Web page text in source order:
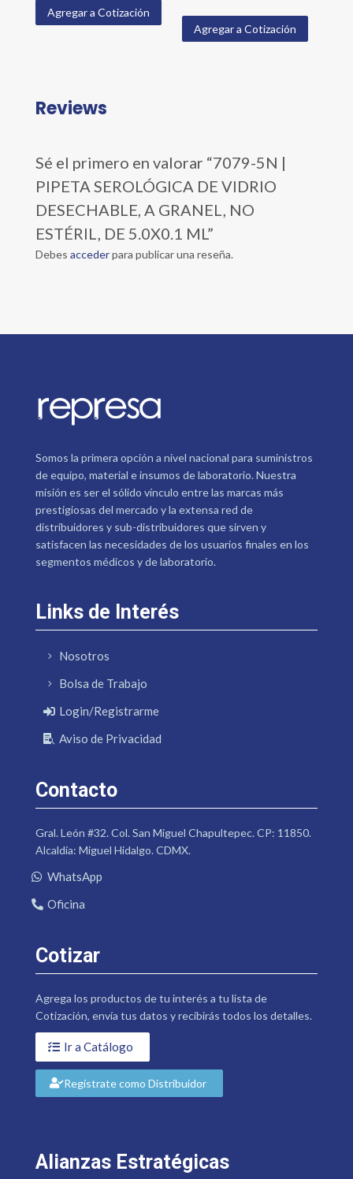
Agregar a Cotización
Agregar a Cotización
Reviews
Sé el primero en valorar “7079-5N |
PIPETA SEROLÓGICA DE VIDRIO
DESECHABLE, A GRANEL, NO
ESTÉRIL, DE 5.0X0.1 ML”
Debes accederpara publicar una reseña.
Somos la primera opción a nivel nacional para suministros
de equipo, material e insumos de laboratorio. Nuestra
misión es ser el sólido vínculo entre las marcas más
prestigiosas del mercado y la extensa red de
distribuidores y sub-distribuidores que sirven y
satisfacen las necesidades de los usuarios finales en los
segmentos médicos y de laboratorio.
Links de Interés
Nosotros
Bolsa de Trabajo
Login/Registrarme
Aviso de Privacidad
Contacto
Gral. León #32. Col. San Miguel Chapultepec. CP: 11850.
Alcaldía: Miguel Hidalgo. CDMX.
WhatsApp
Oficina
Cotizar
Agrega los productos de tu interés a tu lista de
Cotización, envía tus datos y recibirás todos los detalles.
Ir a Catálogo
Regístrate como Distribuidor
Alianzas Estratégicas